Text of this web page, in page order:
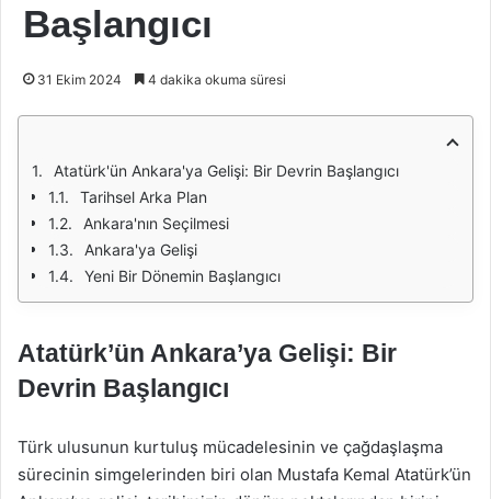
Başlangıcı
31 Ekim 2024 4 dakika okuma süresi
Atatürk'ün Ankara'ya Gelişi: Bir Devrin Başlangıcı
Tarihsel Arka Plan
Ankara'nın Seçilmesi
Ankara'ya Gelişi
Yeni Bir Dönemin Başlangıcı
Atatürk’ün Ankara’ya Gelişi: Bir
Devrin Başlangıcı
Türk ulusunun kurtuluş mücadelesinin ve çağdaşlaşma
sürecinin simgelerinden biri olan Mustafa Kemal Atatürk’ün